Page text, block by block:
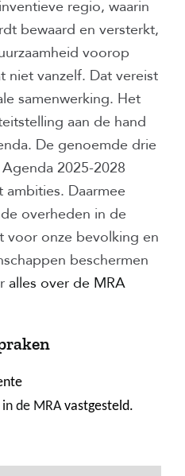
regio, waarin
bewaard en versterkt,
voorop
niet vanzelf. Dat vereist
samenwerking. Het
aan de hand
De genoemde drie
2025-2028
Daarmee
overheden in de
voor onze bevolking en
beschermen
alles over de MRA
de MRAvastgesteld.